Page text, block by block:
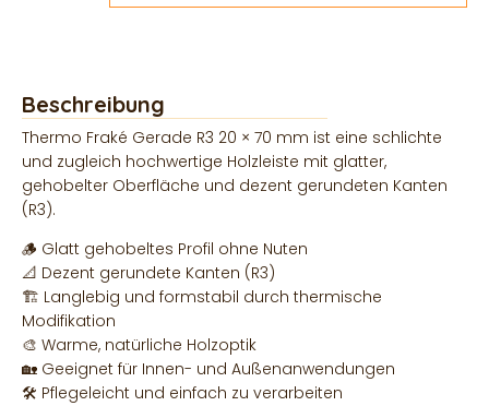
Beschreibung
Thermo Fraké Gerade R3 20 × 70 mm ist eine schlichte
und zugleich hochwertige Holzleiste mit glatter,
gehobelter Oberfläche und dezent gerundeten Kanten
(R3).
🪵 Glatt gehobeltes Profil ohne Nuten
📐 Dezent gerundete Kanten (R3)
🏗 Langlebig und formstabil durch thermische
Modifikation
🎨 Warme, natürliche Holzoptik
🏡 Geeignet für Innen- und Außenanwendungen
🛠 Pflegeleicht und einfach zu verarbeiten